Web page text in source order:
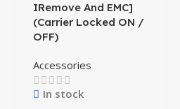
IRemove And EMC]
(Carrier Locked ON /
OFF)
Accessories
In stock